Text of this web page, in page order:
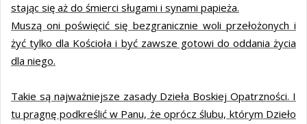
stając się aż do śmierci sługami i synami papieża.
Muszą oni poświęcić się bezgranicznie woli przełożonych i
żyć tylko dla Kościoła i być zawsze gotowi do oddania życia
dla niego.
Takie są najważniejsze zasady Dzieła Boskiej Opatrzności. I
tu pragnę podkreślić w Panu, że oprócz ślubu, którym Dzieło